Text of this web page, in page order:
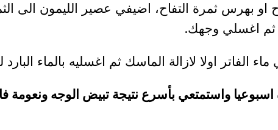
بهرس ثمرة التفاح، اضيفي عصير الليمون الى
اولا لازالة الماسك ثم اغسليه بالماء
واستمتعي بأسرع نتيجة تبيض الوجه ونعومة